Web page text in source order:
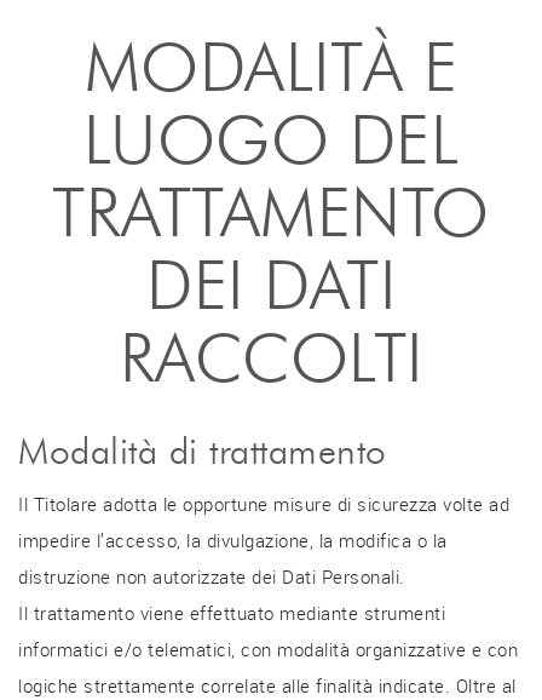
MODALITÀ E
LUOGO DEL
TRATTAMENTO
DEI DATI
RACCOLTI
Modalità di trattamento
Il Titolare adotta le opportune misure di sicurezza volte ad
impedire l’accesso, la divulgazione, la modifica o la
distruzione non autorizzate dei Dati Personali.
Il trattamento viene effettuato mediante strumenti
informatici e/o telematici, con modalità organizzative e con
logiche strettamente correlate alle finalità indicate. Oltre al